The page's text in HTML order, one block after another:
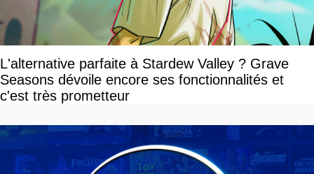
L'alternative parfaite à Stardew Valley ? Grave
Seasons dévoile encore ses fonctionnalités et
c'est très prometteur